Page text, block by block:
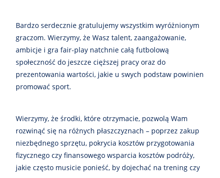
Bardzo serdecznie gratulujemy wszystkim wyróżnionym
graczom. Wierzymy, że Wasz talent, zaangażowanie,
ambicje i gra fair-play natchnie całą futbolową
społeczność do jeszcze cięższej pracy oraz do
prezentowania wartości, jakie u swych podstaw powinien
promować sport.
Wierzymy, że środki, które otrzymacie, pozwolą Wam
rozwinąć się na różnych płaszczyznach – poprzez zakup
niezbędnego sprzętu, pokrycia kosztów przygotowania
fizycznego czy finansowego wsparcia kosztów podróży,
jakie często musicie ponieść, by dojechać na trening czy